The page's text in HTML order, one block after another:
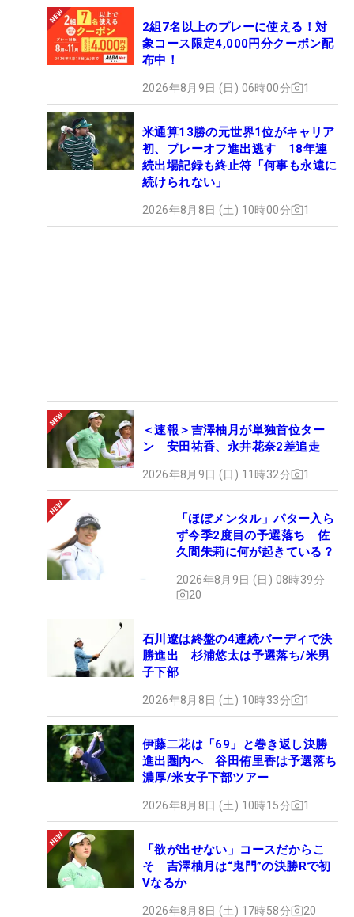
2組7名以上のプレーに使える！対
象コース限定4,000円分クーポン配
布中！
2026年8月9日 (日) 06時00分 1
米通算13勝の元世界1位がキャリア
初、プレーオフ進出逃す 18年連
続出場記録も終止符「何事も永遠に
続けられない」
2026年8月8日 (土) 10時00分 1
＜速報＞吉澤柚月が単独首位ター
ン 安田祐香、永井花奈2差追走
2026年8月9日 (日) 11時32分 1
「ほぼメンタル」パター入ら
ず今季2度目の予選落ち 佐
久間朱莉に何が起きている？
2026年8月9日 (日) 08時39分
20
石川遼は終盤の4連続バーディで決
勝進出 杉浦悠太は予選落ち/米男
子下部
2026年8月8日 (土) 10時33分 1
伊藤二花は「69」と巻き返し決勝
進出圏内へ 谷田侑里香は予選落ち
濃厚/米女子下部ツアー
2026年8月8日 (土) 10時15分 1
「欲が出せない」コースだからこ
そ 吉澤柚月は“鬼門”の決勝Rで初
Vなるか
2026年8月8日 (土) 17時58分 20